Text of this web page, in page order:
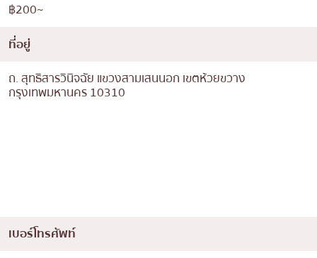
฿200~
ที่อยู่
ถ. สุทธิสารวินิจฉัย แขวงสามเสนนอก เขตห้วยขวาง
กรุงเทพมหานคร 10310
เบอร์โทรศัพท์